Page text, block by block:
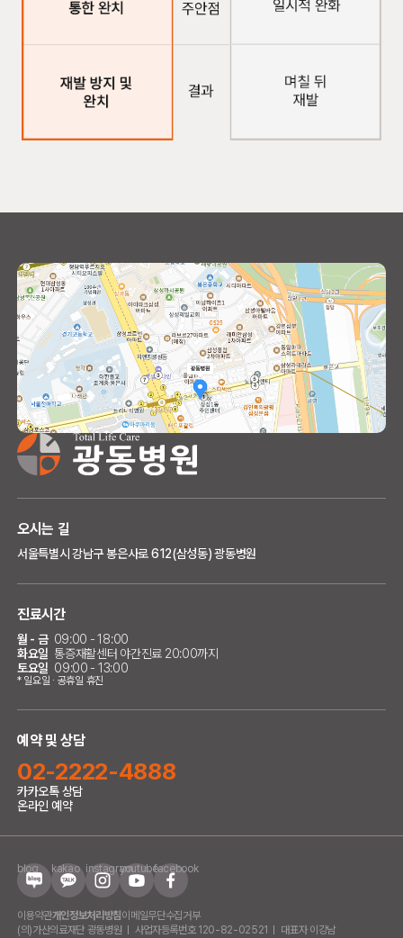
오시는 길
서울특별시 강남구 봉은사로 612(삼성동) 광동병원
진료시간
월 - 금 09:00 - 18:00
화요일 통증재활센터 야간진료 20:00까지
토요일 09:00 - 13:00
* 일요일 · 공휴일 휴진
예약 및 상담
02-2222-4888
카카오톡 상담
온라인 예약
이용약관개인정보처리방침이메일무단수집거부
(의)가산의료재단 광동병원
사업자등록번호 120-82-02521 대표자 이강남
blog kakao instagramyoutubefacebook